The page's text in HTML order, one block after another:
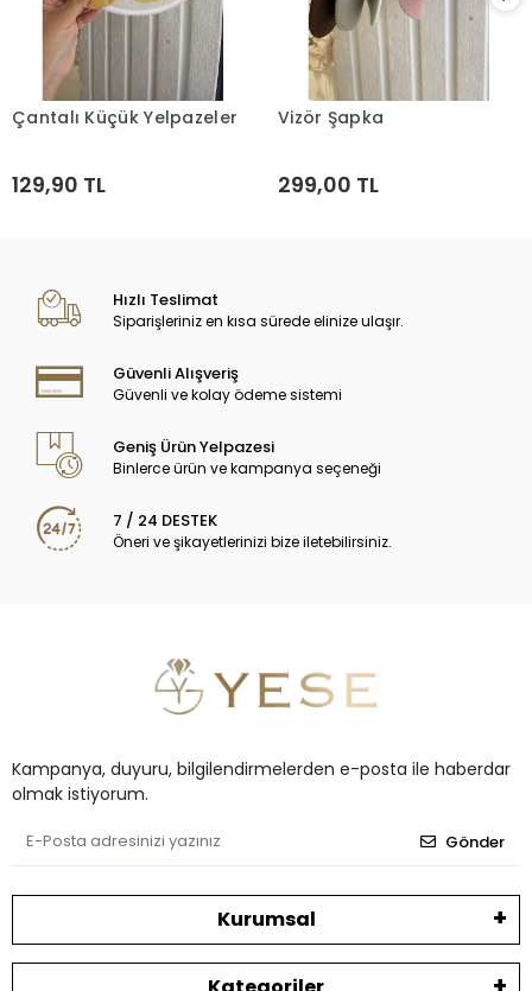
Sepete Ekle
Çantalı Küçük Yelpazeler
129,90 TL
Sepete Ekle
Vizör Şapka
299,00 TL
Hızlı Teslimat
Siparişleriniz en kısa sürede elinize ulaşır.
Güvenli Alışveriş
Güvenli ve kolay ödeme sistemi
Geniş Ürün Yelpazesi
Binlerce ürün ve kampanya seçeneği
7 / 24 DESTEK
Öneri ve şikayetlerinizi bize iletebilirsiniz.
Kampanya, duyuru, bilgilendirmelerden e-posta ile haberdar
olmak istiyorum.
Gönder
Kurumsal